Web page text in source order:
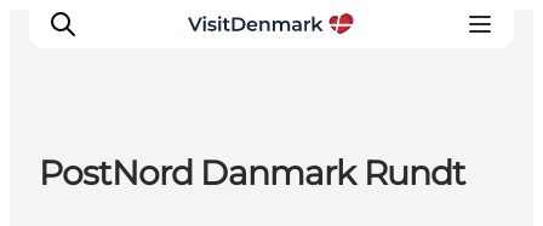
PostNord Danmark Rundt